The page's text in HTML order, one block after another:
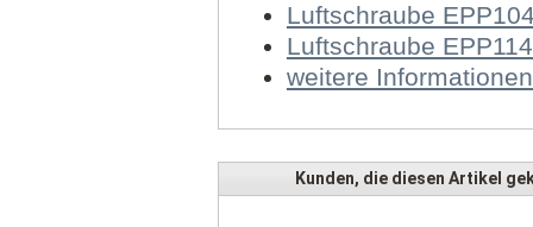
Luftschraube
Luftschraube
weitere
Kunden, die diesen Artikel